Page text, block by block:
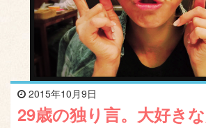
2015年10月9日
29歳の独り言。大好き